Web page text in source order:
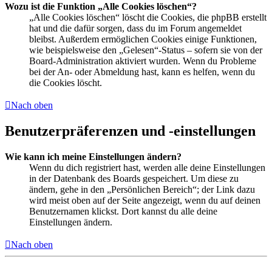
Wozu ist die Funktion „Alle Cookies löschen“?
„Alle Cookies löschen“ löscht die Cookies, die phpBB erstellt
hat und die dafür sorgen, dass du im Forum angemeldet
bleibst. Außerdem ermöglichen Cookies einige Funktionen,
wie beispielsweise den „Gelesen“-Status – sofern sie von der
Board-Administration aktiviert wurden. Wenn du Probleme
bei der An- oder Abmeldung hast, kann es helfen, wenn du
die Cookies löscht.
Nach oben
Benutzerpräferenzen und -einstellungen
Wie kann ich meine Einstellungen ändern?
Wenn du dich registriert hast, werden alle deine Einstellungen
in der Datenbank des Boards gespeichert. Um diese zu
ändern, gehe in den „Persönlichen Bereich“; der Link dazu
wird meist oben auf der Seite angezeigt, wenn du auf deinen
Benutzernamen klickst. Dort kannst du alle deine
Einstellungen ändern.
Nach oben